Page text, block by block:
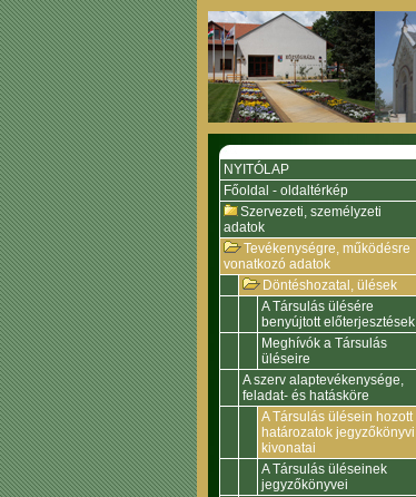
NYITÓLAP
Főoldal - oldaltérkép
Szervezeti, személyzeti
adatok
Tevékenységre, működésre
vonatkozó adatok
Döntéshozatal, ülések
A Társulás ülésére
benyújtott előterjesztések
Meghívók a Társulás
üléseire
A szerv alaptevékenysége,
feladat- és hatásköre
A Társulás ülésein hozott
határozatok jegyzőkönyvi
kivonatai
A Társulás üléseinek
jegyzőkönyvei